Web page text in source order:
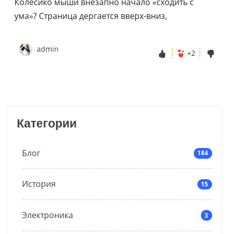
Категории
Блог 184
История 15
Электроника 3
ума»? Страница дергается вверх-вниз,
admin +2